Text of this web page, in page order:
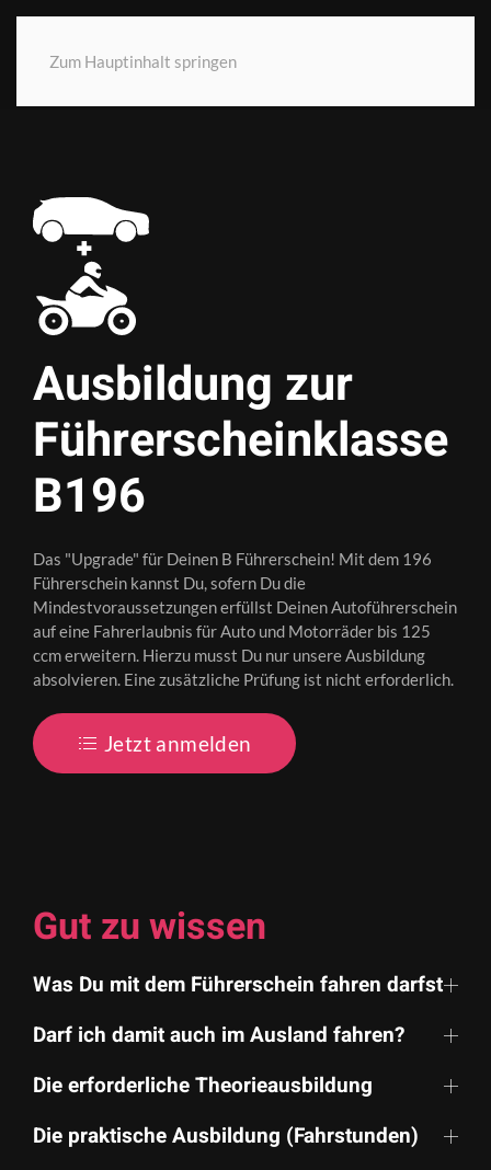
Zum Hauptinhalt springen
Ausbildung zur
Führer­schein­klasse
B196
Das "Upgrade" für Deinen B Führerschein! Mit dem 196
Führerschein kannst Du, sofern Du die
Mindestvoraussetzungen erfüllst Deinen Autoführerschein
auf eine Fahrerlaubnis für Auto und Motorräder bis 125
ccm erweitern. Hierzu musst Du nur unsere Ausbildung
absolvieren. Eine zusätzliche Prüfung ist nicht erforderlich.
Jetzt anmelden
Gut zu wissen
Was Du mit dem Führerschein fahren darfst
Darf ich damit auch im Ausland fahren?
Die erforderliche Theorie­ausbildung
Die praktische Ausbildung (Fahrstunden)